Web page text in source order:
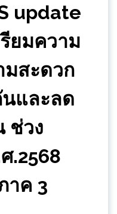
update
ยมความ
มสะดวก
นและลด
ช่วง
.2568
าค 3